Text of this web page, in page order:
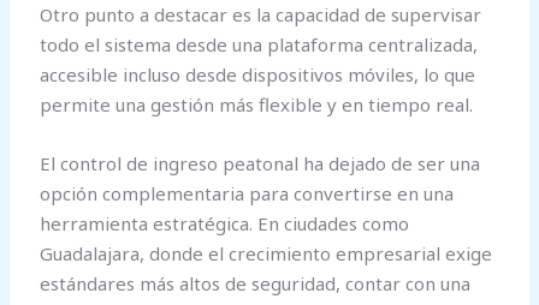
Otro punto a destacar es la capacidad de supervisar
todo el sistema desde una plataforma centralizada,
accesible incluso desde dispositivos móviles, lo que
permite una gestión más flexible y en tiempo real.
El control de ingreso peatonal ha dejado de ser una
opción complementaria para convertirse en una
herramienta estratégica. En ciudades como
Guadalajara, donde el crecimiento empresarial exige
estándares más altos de seguridad, contar con una